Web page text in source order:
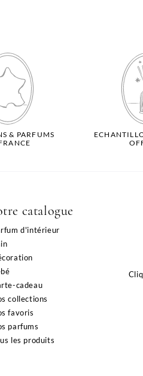
& PARFUMS
catalogue
d'intérieur
cadeau
collections
favoris
parfums
les produits